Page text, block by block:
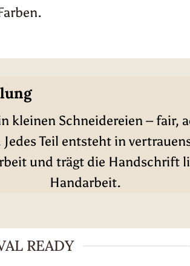
kleinen Schneidereien – fair,
Teil entsteht in
und trägt die Handschrift
Handarbeit.
READY